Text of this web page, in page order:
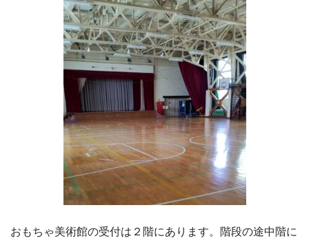
おもちゃ美術館の受付は２階にあります。階段の途中階に